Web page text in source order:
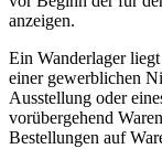
anzeigen.
Ein Wanderlager
einer gewerblichen
Ausstellung oder
vorübergehend
Bestellungen auf